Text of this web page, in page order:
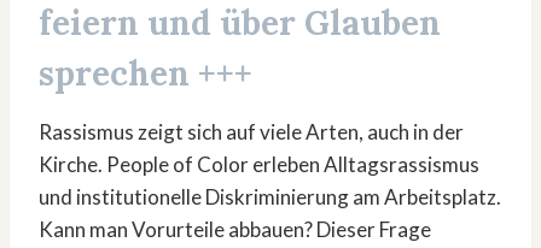
feiern und über Glauben
sprechen +++
Rassismus zeigt sich auf viele Arten, auch in der
Kirche. People of Color erleben Alltagsrassismus
und institutionelle Diskriminierung am Arbeitsplatz.
Kann man Vorurteile abbauen? Dieser Frage